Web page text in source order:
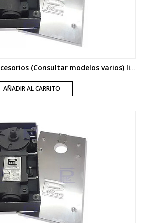
Art.1196/6610 Con accesorios (Consultar modelos varios) linea PHS
AÑADIR AL CARRITO